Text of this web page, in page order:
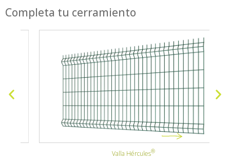
Completa tu cerramiento
Valla Hércules